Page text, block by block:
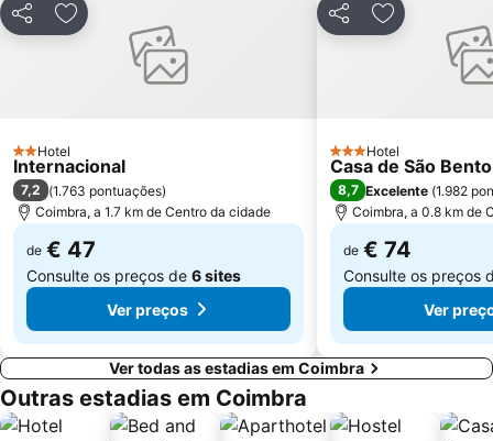
Praia Fluvial das Canaveias
Praia Fluvial Fragas de São Simão
Praia Fluvial do Reconquinho
Convento Santa Cruz do Buçaco
Lagoa da Barrinha de Mira
Praia Fluvial do Poço de Corga
Murtinheira Beach
Estação de Caminhos de Ferro de Coimbra B
PartilharAdicionar aos favoritos
2 Estrelas
Hotel
Internacional
7,2 (1.763 pontuações)
Coimbra, a 1.7 km de Centro da cidade
de € 47
Consulte os preços de 6 sites
Ver preços
PartilharAdicionar
3 Estrelas
Hotel
Casa de São
8,7 Excelente (1.982
Coimbra, a 0.8 km de
de € 74
Consulte os preços
Ver
Ver todas as estadias em Coimbra
Outras estadias em Coimbra